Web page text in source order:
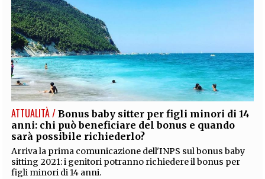
ATTUALITÀ / Bonus baby sitter per figli minori di 14
anni: chi può beneficiare del bonus e quando
sarà possibile richiederlo?
Arriva la prima comunicazione dell'INPS sul bonus baby
sitting 2021: i genitori potranno richiedere il bonus per
figli minori di 14 anni.